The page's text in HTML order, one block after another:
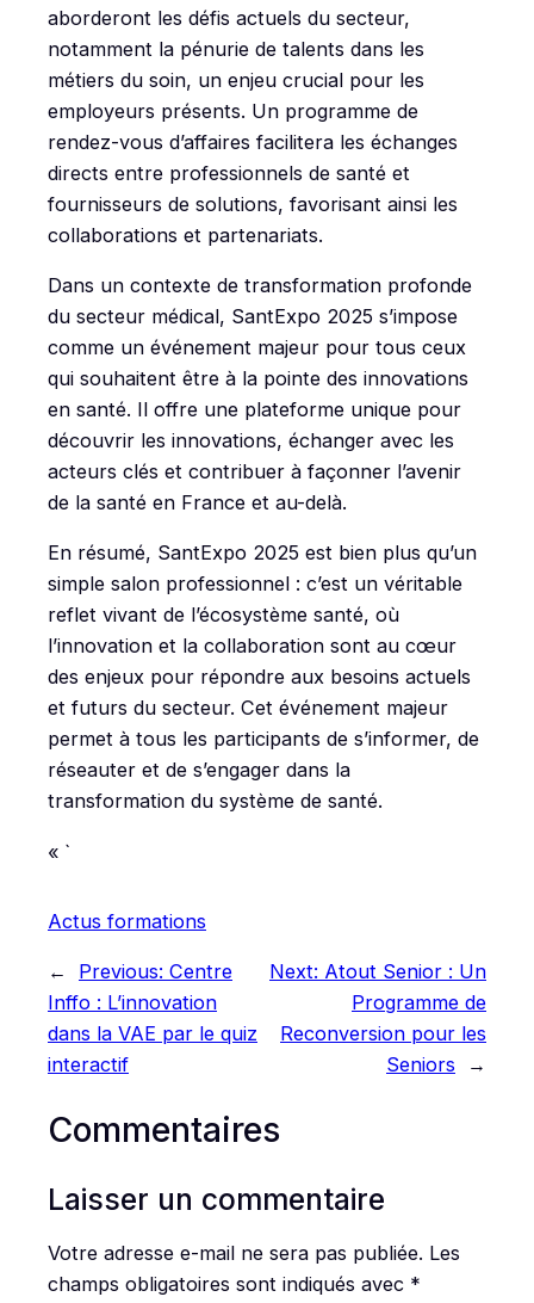
aborderont les défis actuels du secteur,
notamment la pénurie de talents dans les
métiers du soin, un enjeu crucial pour les
employeurs présents. Un programme de
rendez-vous d’affaires facilitera les échanges
directs entre professionnels de santé et
fournisseurs de solutions, favorisant ainsi les
collaborations et partenariats.
Dans un contexte de transformation profonde
du secteur médical, SantExpo 2025 s’impose
comme un événement majeur pour tous ceux
qui souhaitent être à la pointe des innovations
en santé. Il offre une plateforme unique pour
découvrir les innovations, échanger avec les
acteurs clés et contribuer à façonner l’avenir
de la santé en France et au-delà.
En résumé, SantExpo 2025 est bien plus qu’un
simple salon professionnel : c’est un véritable
reflet vivant de l’écosystème santé, où
l’innovation et la collaboration sont au cœur
des enjeux pour répondre aux besoins actuels
et futurs du secteur. Cet événement majeur
permet à tous les participants de s’informer, de
réseauter et de s’engager dans la
transformation du système de santé.
« `
Actus formations
← Previous: Centre
Inffo : L’innovation
dans la VAE par le quiz
interactif
Next: Atout Senior : Un
Programme de
Reconversion pour les
Seniors
→
Commentaires
Laisser un commentaire
Votre adresse e-mail ne sera pas publiée. Les
champs obligatoires sont indiqués avec *